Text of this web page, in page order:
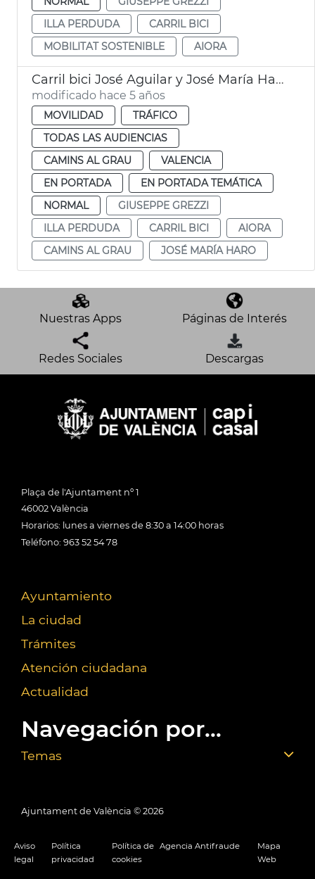
ILLA PERDUDA
CARRIL BICI
MOBILITAT SOSTENIBLE
AIORA
Carril bici José Aguilar y José María Haro
modificado hace 5 años
MOVILIDAD
TRÁFICO
TODAS LAS AUDIENCIAS
CAMINS AL GRAU
VALENCIA
EN PORTADA
EN PORTADA TEMÁTICA
NORMAL
GIUSEPPE GREZZI
ILLA PERDUDA
CARRIL BICI
AIORA
CAMINS AL GRAU
JOSÉ MARÍA HARO
Nuestras Apps Páginas de Interés
Redes Sociales Descargas
Plaça de l'Ajuntament nº 1
46002 València
Horarios: lunes a viernes de 8:30 a 14:00 horas
Teléfono: 963 52 54 78
Ayuntamiento
La ciudad
Trámites
Atención ciudadana
Actualidad
Navegación por...
Temas
Ajuntament de València © 2026
Aviso
legal
Política
privacidad
Política de
cookies
Agencia Antifraude
Mapa
Web